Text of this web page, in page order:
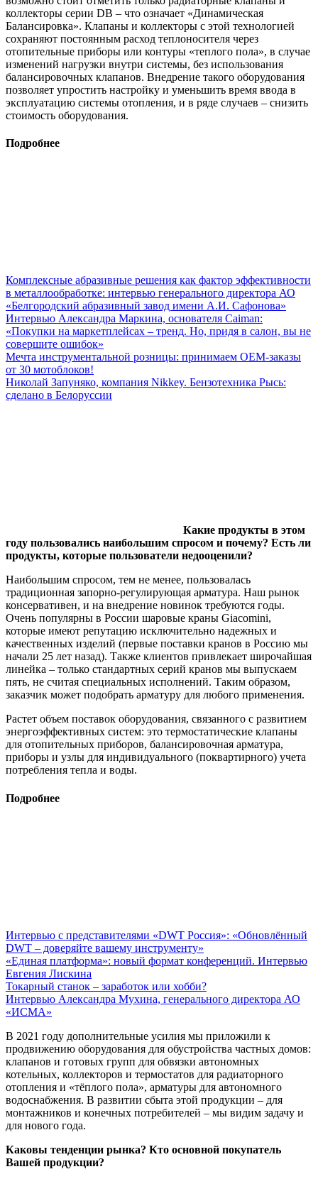
коллекторы серии DB – что означает «Динамическая
Балансировка». Клапаны и коллекторы с этой технологией
сохраняют постоянным расход теплоносителя через
отопительные приборы или контуры «теплого пола», в случае
изменений нагрузки внутри системы, без использования
балансировочных клапанов. Внедрение такого оборудования
позволяет упростить настройку и уменьшить время ввода в
эксплуатацию системы отопления, и в ряде случаев – снизить
стоимость оборудования.
Подробнее
Комплексные абразивные решения как фактор эффективности
в металлообработке: интервью генерального директора АО
«Белгородский абразивный завод имени А.И. Сафонова»
Интервью Александра Маркина, основателя Caiman:
«Покупки на маркетплейсах – тренд. Но, придя в салон, вы не
совершите ошибок»
Мечта инструментальной розницы: принимаем ОЕМ-заказы
от 30 мотоблоков!
Николай Запуняко, компания Nikkey. Бензотехника Рысь:
сделано в Белоруссии
Какие продукты в этом
году пользовались наибольшим спросом и почему? Есть ли
продукты, которые пользователи недооценили?
Наибольшим спросом, тем не менее, пользовалась
традиционная запорно-регулирующая арматура. Наш рынок
консервативен, и на внедрение новинок требуются годы.
Очень популярны в России шаровые краны Giacomini,
которые имеют репутацию исключительно надежных и
качественных изделий (первые поставки кранов в Россию мы
начали 25 лет назад). Также клиентов привлекает широчайшая
линейка – только стандартных серий кранов мы выпускаем
пять, не считая специальных исполнений. Таким образом,
заказчик может подобрать арматуру для любого применения.
Растет объем поставок оборудования, связанного с развитием
энергоэффективных систем: это термостатические клапаны
для отопительных приборов, балансировочная арматура,
приборы и узлы для индивидуального (поквартирного) учета
потребления тепла и воды.
Подробнее
Интервью с представителями «DWT Россия»: «Обновлённый
DWT – доверяйте вашему инструменту»
«Единая платформа»: новый формат конференций. Интервью
Евгения Лискина
Токарный станок – заработок или хобби?
Интервью Александра Мухина, генерального директора АО
«ИСМА»
В 2021 году дополнительные усилия мы приложили к
продвижению оборудования для обустройства частных домов:
клапанов и готовых групп для обвязки автономных
котельных, коллекторов и термостатов для радиаторного
отопления и «тёплого пола», арматуры для автономного
водоснабжения. В развитии сбыта этой продукции – для
монтажников и конечных потребителей – мы видим задачу и
для нового года.
Каковы тенденции рынка? Кто основной покупатель
Вашей продукции?